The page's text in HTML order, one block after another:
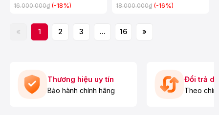
16.000.000₫ (-18%) 18.000.000₫ (-16%)
« 1 2 3 ... 16 »
Thương hiệu uy tín
Bảo hành chính hãng
Đổi trả
Theo